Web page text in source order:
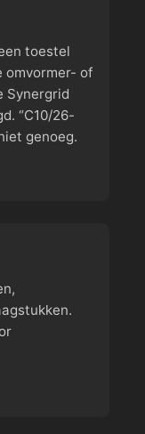
toestel
omvormer- of
Synergrid
“C10/26-
genoeg.